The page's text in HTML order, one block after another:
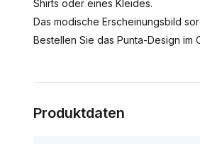
Shirts oder eines Kleides.
Das modische Erscheinungsbild
Bestellen Sie das Punta-Design im
Produktdaten